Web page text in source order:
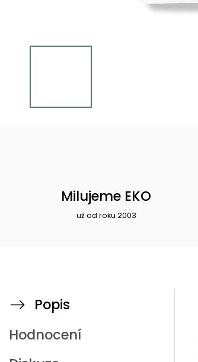
Milujeme EKO
už od roku 2003
Popis
Hodnocení